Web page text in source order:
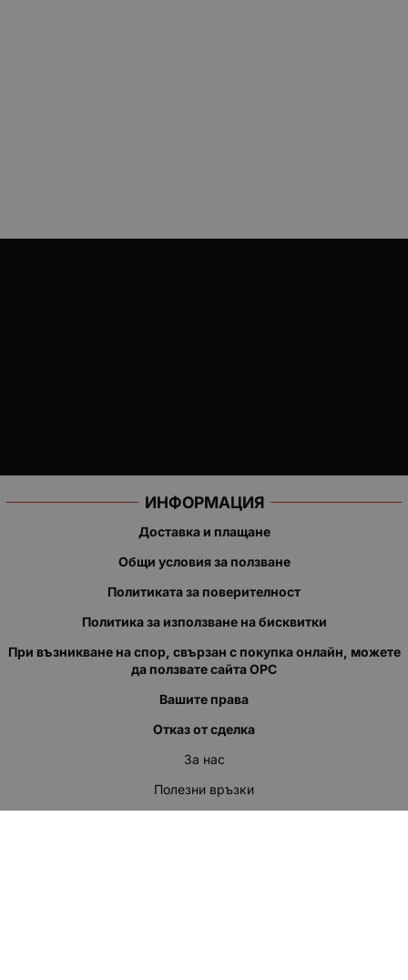
ИНФОРМАЦИЯ
Доставка и плащане
Общи условия за ползване
Политиката за поверителност
Политика за използване на бисквитки
При възникване на спор, свързан с покупка онлайн, можете
да ползвате сайта ОРС
Вашите права
Отказ от сделка
За нас
Полезни връзки